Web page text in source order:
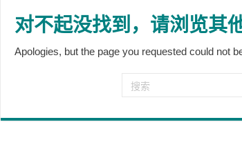
对不起没找到，请浏览其
Apologies, but the page you requested could not